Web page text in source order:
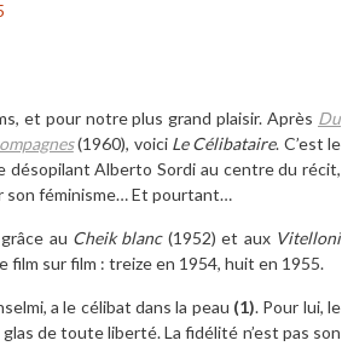
et pour notre plus grand plaisir. Après Du
(1960), voici Le Célibataire. C’est le
désopilant Alberto Sordi au centre du récit,
son féminisme… Et pourtant…
au Cheik blanc(1952) et aux Vitelloni
film sur film : treize en 1954, huit en 1955.
a le célibat dans la peau (1). Pour lui, le
de toute liberté. La fidélité n’est pas son